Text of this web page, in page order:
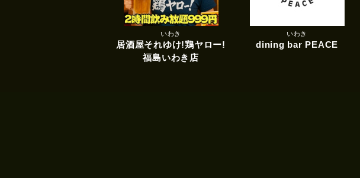
いわき
居酒屋それゆけ!鶏ヤロー!
福島いわき店
いわき
dining bar PEACE